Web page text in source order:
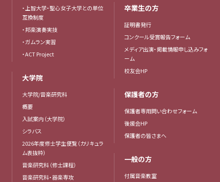
・上智大学・聖心女子大学との単位
互換制度
・邦楽演奏実技
・ガムラン実習
・ACT Project
大学院
大学院/音楽研究科
概要
入試案内（大学院）
シラバス
2026年度修士学生便覧（カリキュラ
ム表抜粋）
音楽研究科（修士課程）
音楽研究科・器楽専攻
卒業生の方
証明書発行
コンクール受賞報告フォーム
メディア出演・掲載情報申し込みフォ
ーム
校友会HP
保護者の方
保護者専用問い合わせフォーム
後援会HP
保護者の皆さまへ
一般の方
付属音楽教室